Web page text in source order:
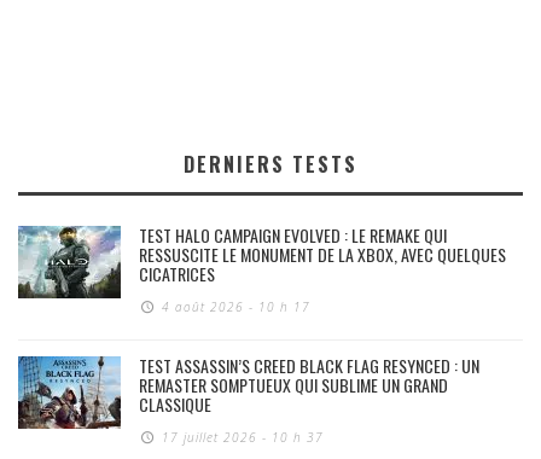
DERNIERS TESTS
TEST HALO CAMPAIGN EVOLVED : LE REMAKE QUI
RESSUSCITE LE MONUMENT DE LA XBOX, AVEC QUELQUES
CICATRICES
4 août 2026 - 10 h 17
TEST ASSASSIN’S CREED BLACK FLAG RESYNCED : UN
REMASTER SOMPTUEUX QUI SUBLIME UN GRAND
CLASSIQUE
17 juillet 2026 - 10 h 37